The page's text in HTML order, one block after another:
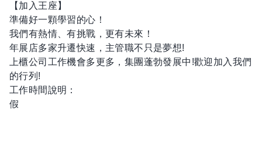
【加入王座】
準備好一顆學習的心！
我們有熱情、有挑戰，更有未來！
年展店多家升遷快速，主管職不只是夢想!
上櫃公司工作機會多更多，集團蓬勃發展中!歡迎加入我們
的行列!
工作時間說明：
假